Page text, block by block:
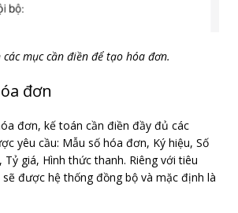
các mục cần điền để tạo hóa đơn.
đơn
đơn, kế toán cần điền đầy đủ các
yêu cầu: Mẫu số hóa đơn, Ký hiệu, Số
giá, Hình thức thanh. Riêng với tiêu
được hệ thống đồng bộ và mặc định là